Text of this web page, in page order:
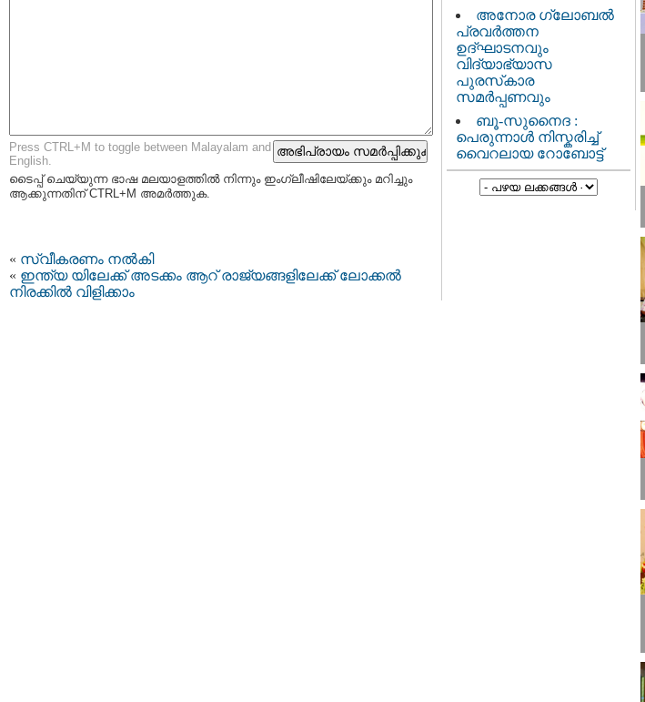
Press CTRL+M to toggle between Malayalam and
English.
ടൈപ്പ്‌ ചെയ്യുന്ന ഭാഷ മലയാളത്തില്‍ നിന്നും ഇംഗ്ലീഷിലേയ്ക്കും മറിച്ചും
ആക്കുന്നതിന് CTRL+M അമര്‍ത്തുക.
« സ്വീകരണം നല്‍കി
« ഇന്ത്യ യിലേക്ക് അടക്കം ആറ് രാജ്യങ്ങളിലേക്ക് ലോക്കല്‍
നിരക്കില്‍ വിളിക്കാം
അനോര ഗ്ലോബൽ
പ്രവർത്തന
ഉദ്ഘാടനവും
വിദ്യാഭ്യാസ
പുരസ്‌കാര
സമർപ്പണവും
ബൂ-സുനൈദ :
പെരുന്നാൾ നിസ്കരിച്ച്
വൈറലായ റോബോട്ട്